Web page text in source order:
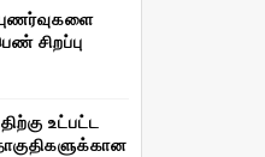
சிறப்பு
உட்பட்ட